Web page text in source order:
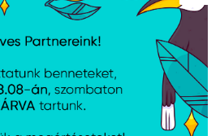
Lanberg Üres patch
panel 24 port 1U 19"
lépcsőzetes
tehermentesítővel,
fekete